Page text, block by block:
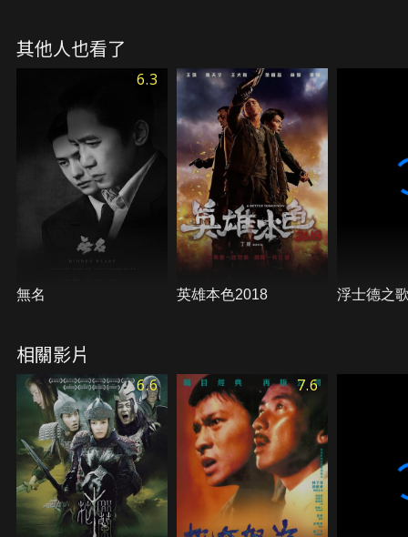
多計，槍法如神的遊擊隊短槍隊隊長劉黑仔。劉黑仔
賞識她沉著機敏，決意招攬她加入遊擊隊。
其他人也看了
6.3
無名 英雄本色2018 浮士德之
相關影片
6.6 7.6